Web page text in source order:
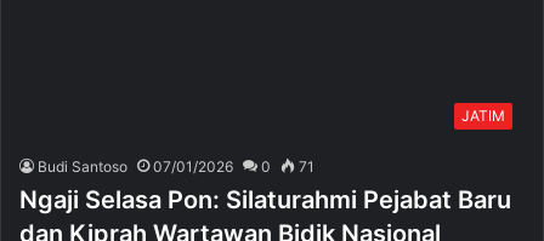
JATIM
Budi Santoso 07/01/2026 0 71
Ngaji Selasa Pon: Silaturahmi Pejabat Baru
dan Kiprah Wartawan Bidik Nasional